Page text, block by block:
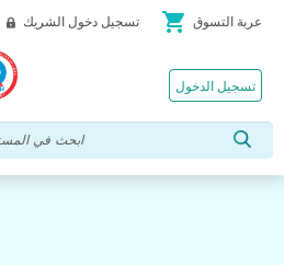
تسجيل دخول الشريك shopping_cart عربة التسوق
تسجيل الدخول